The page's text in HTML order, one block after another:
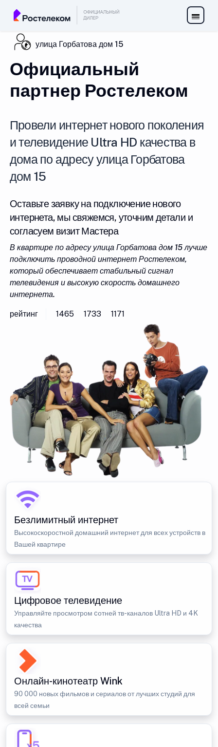
улица Горбатова дом 15
Официальный
партнер Ростелеком
Провели интернет нового поколения
и телевидение Ultra HD качества в
дома по адресу улица Горбатова
дом 15
Оставьте заявку на подключение нового
интернета, мы свяжемся, уточним детали и
согласуем визит Мастера
В квартире по адресу улица Горбатова дом 15 лучше
подключить проводной интернет Ростелеком,
который обеспечивает стабильный сигнал
телевидения и высокую скорость домашнего
интернета.
рейтинг 1465 1733 1171
Безлимитный интернет
Высокоскоростной домашний интернет для всех устройств в
Вашей квартире
Цифровое телевидение
Управляйте просмотром cотней тв-каналов Ultra HD и 4K
качества
Онлайн-кинотеатр Wink
90 000 новых фильмов и сериалов от лучших студий для
всей семьи